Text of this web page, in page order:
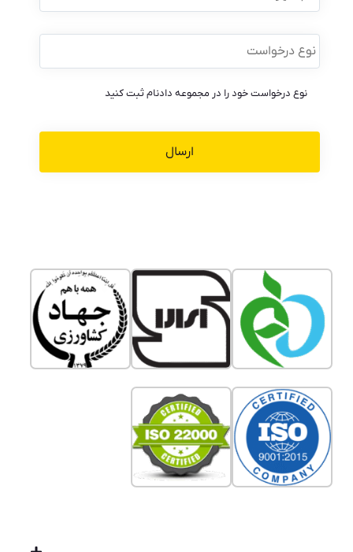
نوع
درخواست *
نوع درخواست خود را در مجموعه دادنام ثبت کنید